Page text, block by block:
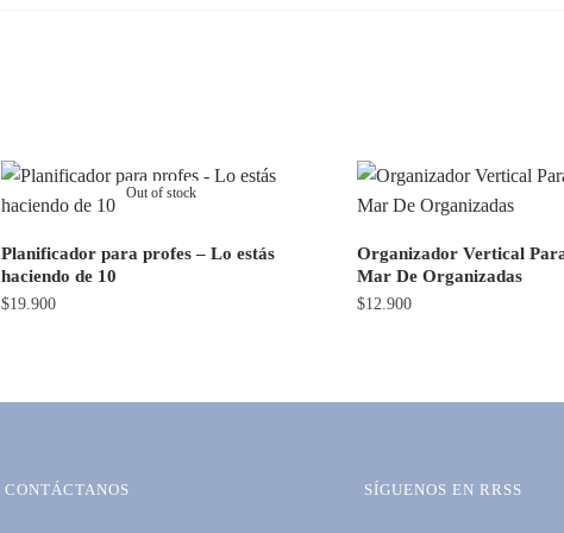
Out of stock
Planificador para profes – Lo estás
haciendo de 10
$19.900
Organizador Vertical
Mar De Organizadas
$12.900
CONTÁCTANOS SÍGUENOS EN RRSS